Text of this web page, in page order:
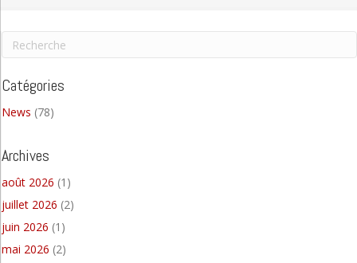
Catégories
News (78)
Archives
août 2026 (1)
juillet 2026 (2)
juin 2026 (1)
mai 2026 (2)